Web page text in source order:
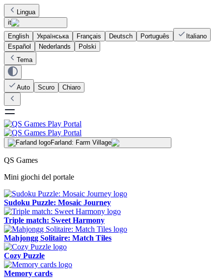
Lingua
it
English
Українська Français Deutsch Português
Italiano
Español
Nederlands
Polski
Tema
Auto Scuro Chiaro
Farland: Farm Village
QS Games
Mini giochi del portale
Sudoku Puzzle: Mosaic Journey
Triple match: Sweet Harmony
Mahjongg Solitaire: Match Tiles
Cozy Puzzle
Memory cards